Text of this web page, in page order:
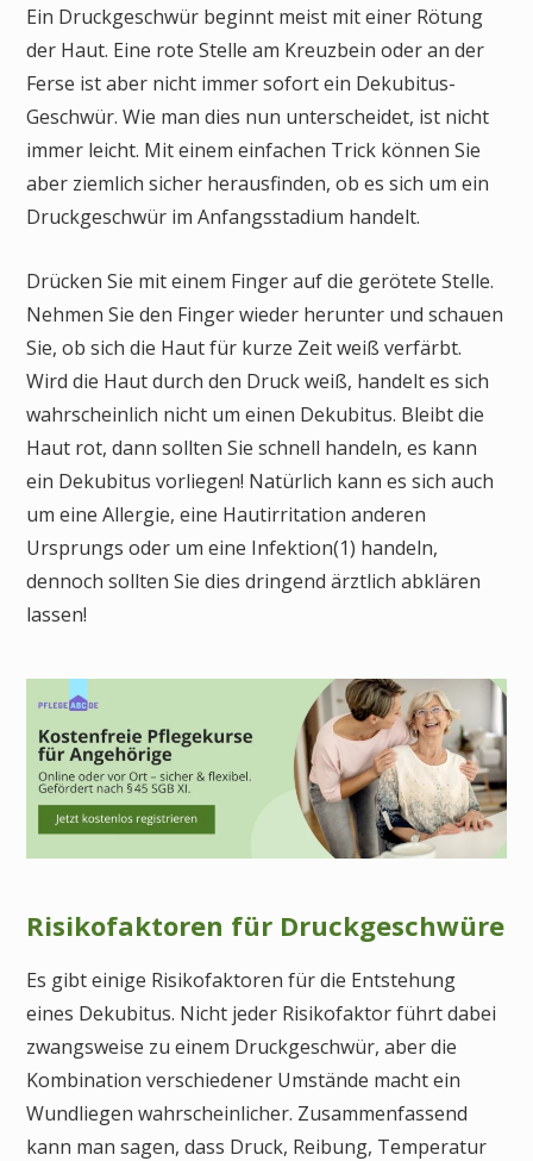
Ein Druckgeschwür beginnt meist mit einer Rötung
der Haut. Eine rote Stelle am Kreuzbein oder an der
Ferse ist aber nicht immer sofort ein Dekubitus-
Geschwür. Wie man dies nun unterscheidet, ist nicht
immer leicht. Mit einem einfachen Trick können Sie
aber ziemlich sicher herausfinden, ob es sich um ein
Druckgeschwür im Anfangsstadium handelt.
Drücken Sie mit einem Finger auf die gerötete Stelle.
Nehmen Sie den Finger wieder herunter und schauen
Sie, ob sich die Haut für kurze Zeit weiß verfärbt.
Wird die Haut durch den Druck weiß, handelt es sich
wahrscheinlich nicht um einen Dekubitus. Bleibt die
Haut rot, dann sollten Sie schnell handeln, es kann
ein Dekubitus vorliegen! Natürlich kann es sich auch
um eine Allergie, eine Hautirritation anderen
Ursprungs oder um eine Infektion(1) handeln,
dennoch sollten Sie dies dringend ärztlich abklären
lassen!
Risikofaktoren für Druckgeschwüre
Es gibt einige Risikofaktoren für die Entstehung
eines Dekubitus. Nicht jeder Risikofaktor führt dabei
zwangsweise zu einem Druckgeschwür, aber die
Kombination verschiedener Umstände macht ein
Wundliegen wahrscheinlicher. Zusammenfassend
kann man sagen, dass Druck, Reibung, Temperatur